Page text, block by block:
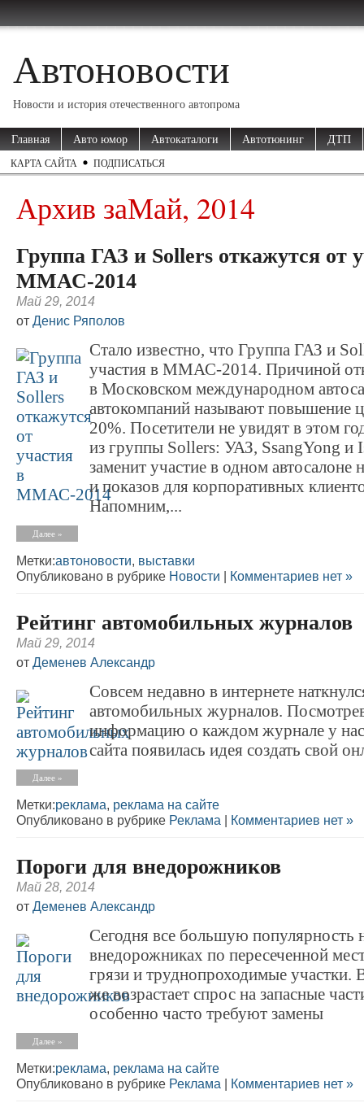
Автоновости
Новости и история отечественного автопрома
Главная Авто юмор Автокаталоги Автотюнинг ДТП
КАРТА САЙТА ПОДПИСАТЬСЯ
Архив заМай, 2014
Группа ГАЗ и Sollers откажутся от
ММАС-2014
Май 29, 2014
от Денис Ряполов
Стало известно, что Группа ГАЗ и
участия в ММАС-2014. Причиной
в Московском международном
автокомпаний называют повышение
20%. Посетители не увидят в этом
из группы Sollers: УАЗ, SsangYong и
заменит участие в одном автосалоне
и показов для корпоративных
Напомним,...
Далее »
Метки:автоновости, выставки
Опубликовано в рубрике Новости | Комментариев нет »
Рейтинг автомобильных журналов
Май 29, 2014
от Деменев Александр
Совсем недавно в интернете
автомобильных журналов.
информацию о каждом журнале у
сайта появилась идея создать свой
Далее »
Метки:реклама, реклама на сайте
Опубликовано в рубрике Реклама | Комментариев нет »
Пороги для внедорожников
Май 28, 2014
от Деменев Александр
Сегодня все большую популярность
внедорожниках по пересеченной
грязи и труднопроходимые участки.
же возрастает спрос на запасные
особенно часто требуют замены
Далее »
Метки:реклама, реклама на сайте
Опубликовано в рубрике Реклама | Комментариев нет »